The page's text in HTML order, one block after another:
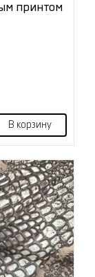
принтом
В корзину